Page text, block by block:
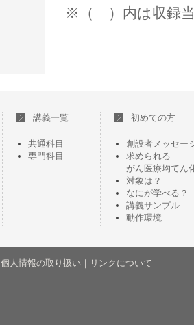
※（ ）内は収録
講義一覧
共通科目
専門科目
初めての方
創設者メッセー
求められる
がん医療均てん
対象は？
なにが学べる？
講義サンプル
動作環境
個人情報の取り扱い ｜ リンクについて